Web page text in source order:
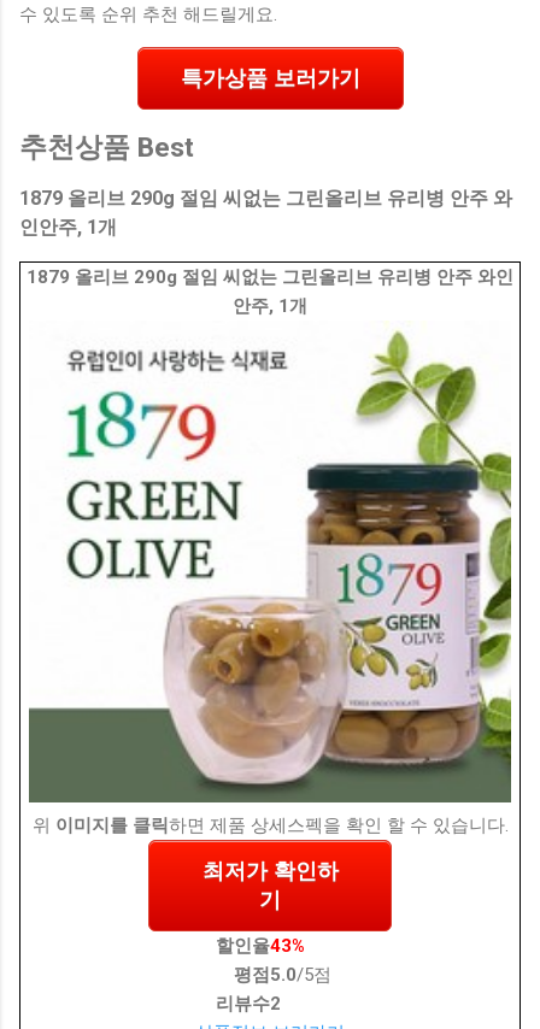
수 있도록 순위 추천 해드릴게요.
특가상품 보러가기
추천상품 Best
1879 올리브 290g 절임 씨없는 그린올리브 유리병 안주 와
인안주, 1개
1879 올리브 290g 절임 씨없는 그린올리브 유리병 안주 와인
안주, 1개
위 이미지를 클릭하면 제품 상세스펙을 확인 할 수 있습니다.
최저가 확인하
기
할인율43%
평점 5.0/5점
리뷰수2